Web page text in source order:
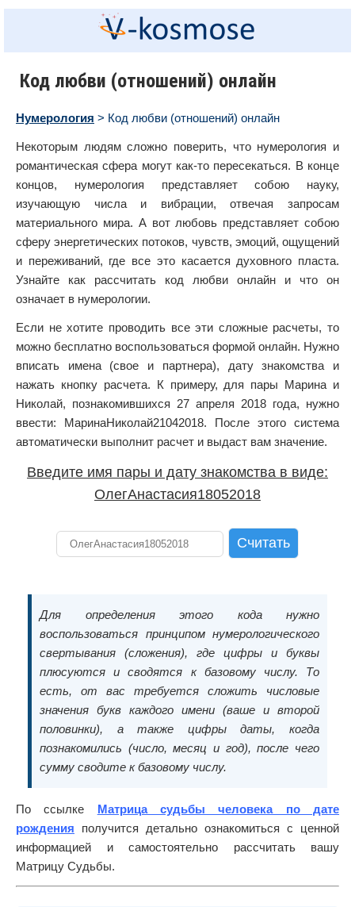
Код любви (отношений) онлайн
Нумерология > Код любви (отношений) онлайн
Некоторым людям сложно поверить, что нумерология и
романтическая сфера могут как-то пересекаться. В конце
концов, нумерология представляет собою науку,
изучающую числа и вибрации, отвечая запросам
материального мира. А вот любовь представляет собою
сферу энергетических потоков, чувств, эмоций, ощущений
и переживаний, где все это касается духовного пласта.
Узнайте как рассчитать код любви онлайн и что он
означает в нумерологии.
Если не хотите проводить все эти сложные расчеты, то
можно бесплатно воспользоваться формой онлайн. Нужно
вписать имена (свое и партнера), дату знакомства и
нажать кнопку расчета. К примеру, для пары Марина и
Николай, познакомившихся 27 апреля 2018 года, нужно
ввести: МаринаНиколай21042018. После этого система
автоматически выполнит расчет и выдаст вам значение.
Введите имя пары и дату знакомства в виде:
ОлегАнастасия18052018
Для определения этого кода нужно
воспользоваться принципом нумерологического
свертывания (сложения), где цифры и буквы
плюсуются и сводятся к базовому числу. То
есть, от вас требуется сложить числовые
значения букв каждого имени (ваше и второй
половинки), а также цифры даты, когда
познакомились (число, месяц и год), после чего
сумму сводите к базовому числу.
По ссылке Матрица судьбы человека по дате
рождения получится детально ознакомиться с ценной
информацией и самостоятельно рассчитать вашу
Матрицу Судьбы.